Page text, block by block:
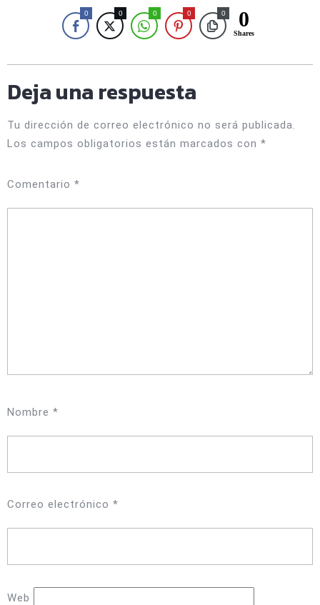
0 0 0 0 0 0
Shares
Deja una respuesta
Tu dirección de correo electrónico no será publicada.
Los campos obligatorios están marcados con *
Comentario *
Nombre *
Correo electrónico *
Web